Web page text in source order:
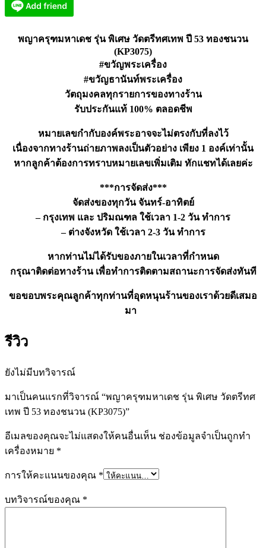
เทพ
พญาครุฑมหาเดช รุ่น พิเศษ วัดตรีทศเทพ ปี 53 ทองชนวน
(KP3075)
#ขวัญพระเครื่อง
#ขวัญธานันท์พระเครื่อง
วัตถุมงคลทุกรายการของทางร้าน
รับประกันแท้ 100% ตลอดชีพ
หมายเลขกำกับองค์พระอาจจะไม่ตรงกับที่ลงไว้
เนื่องจากทางร้านถ่ายภาพลงเป็นตัวอย่าง เพียง 1 องค์เท่านั้น
หากลูกค้าต้องการทราบหมายเลขเพิ่มเติม ทักแชทได้เลยค่ะ
***การจัดส่ง***
จัดส่งของทุกวัน จันทร์-อาทิตย์
– กรุงเทพ และ ปริมณฑล ใช้เวลา 1-2 วัน ทำการ
– ต่างจังหวัด ใช้เวลา 2-3 วัน ทำการ
หากท่านไม่ได้รับของภายในเวลาที่กำหนด
กรุณาติดต่อทางร้าน เพื่อทำการติดตามสถานะการจัดส่งทันที
ขอขอบพระคุณลูกค้าทุกท่านที่อุดหนุนร้านของเราด้วยดีเสมอ
มา
รีวิว
ยังไม่มีบทวิจารณ์
มาเป็นคนแรกที่วิจารณ์ “พญาครุฑมหาเดช รุ่น พิเศษ วัดตรีทศ
เทพ ปี 53 ทองชนวน (KP3075)”
อีเมลของคุณจะไม่แสดงให้คนอื่นเห็น ช่องข้อมูลจำเป็นถูกทำ
เครื่องหมาย *
การให้คะแนนของคุณ *
บทวิจารณ์ของคุณ *